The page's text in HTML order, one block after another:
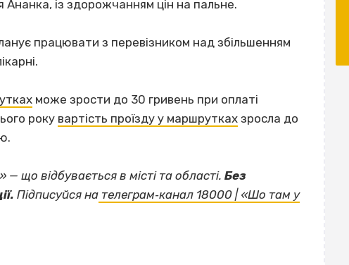
Ананка, із здорожчанням цін на пальне.
працювати з перевізником над збільшенням
може зрости до 30 гривень при оплаті
року вартість проїзду у маршрутках зросла до
» — що відбувається в місті та області. Без
Підписуйся на телеграм‐канал 18000 | «Шо там у